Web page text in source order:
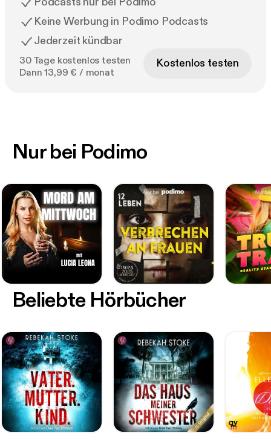
Keine Werbung in Podimo Podcasts
Jederzeit kündbar
30 Tage kostenlos testen
Dann 13,99 € / monat
Kostenlos testen
Nur bei Podimo
Beliebte Hörbücher